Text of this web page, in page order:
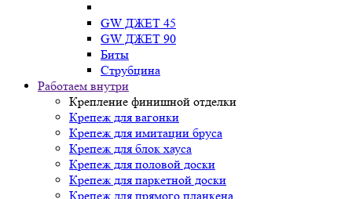
GW ДЖЕТ 45
GW ДЖЕТ 90
Биты
Струбцина
Работаем внутри
Крепление финишной отделки
Крепеж для вагонки
Крепеж для имитации бруса
Крепеж для блок хауса
Крепеж для половой доски
Крепеж для паркетной доски
Крепеж для прямого планкена